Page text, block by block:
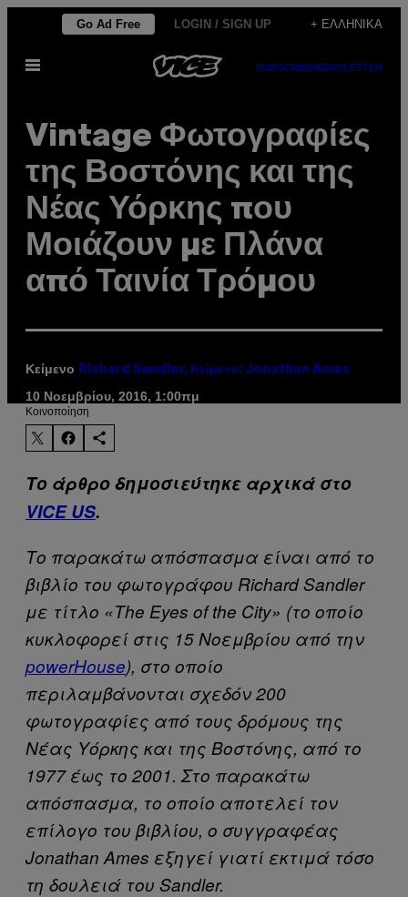
Μετάβαση
περιεχόμενο
Go Ad Free LOGIN / SIGN UP + ΕΛΛΗΝΙΚΆ
Ανοίξτε
SUBSCRIBENEWSLETTER
Vintage Φωτογραφίες
της Βοστόνης και της
Νέας Υόρκης που
Μοιάζουν με Πλάνα
από Ταινία Τρόμου
Κείμενο Richard Sandler, Κείμενο: Jonathan Ames
10 Νοεμβρίου, 2016, 1:00πμ
Kοινοποίηση
Το άρθρο δημοσιεύτηκε αρχικά στο
VICE US.
Το παρακάτω απόσπασμα είναι από το
βιβλίο του φωτογράφου Richard Sandler
με τίτλο «The Eyes of the City» (το οποίο
κυκλοφορεί στις 15 Νοεμβρίου από την
powerHouse), στο οποίο
περιλαμβάνονται σχεδόν 200
φωτογραφίες από τους δρόμους της
Νέας Υόρκης και της Βοστόνης, από το
1977 έως το 2001. Στο παρακάτω
απόσπασμα, το οποίο αποτελεί τον
επίλογο του βιβλίου, ο συγγραφέας
Jonathan Ames εξηγεί γιατί εκτιμά τόσο
τη δουλειά του Sandler.